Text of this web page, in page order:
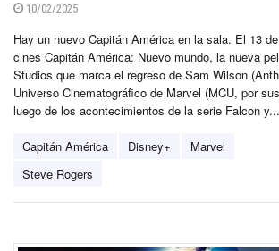
10/02/2025
Hay un nuevo Capitán América en la sala. El 13
cines Capitán América: Nuevo mundo, la nueva
Studios que marca el regreso de Sam Wilson
Universo Cinematográfico de Marvel (MCU, por
luego de los acontecimientos de la serie Falcon y...
Capitán América Disney+
Marvel
Steve Rogers